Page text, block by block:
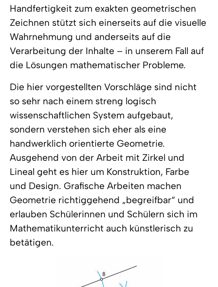
Handfertigkeit zum exakten geometrischen
Zeichnen stützt sich einerseits auf die visuelle
Wahrnehmung und anderseits auf die
Verarbeitung der Inhalte – in unserem Fall auf
die Lösungen mathematischer Probleme.
Die hier vorgestellten Vorschläge sind nicht
so sehr nach einem streng logisch
wissenschaftlichen System aufgebaut,
sondern verstehen sich eher als eine
handwerklich orientierte Geometrie.
Ausgehend von der Arbeit mit Zirkel und
Lineal geht es hier um Konstruktion, Farbe
und Design. Grafische Arbeiten machen
Geometrie richtiggehend „begreifbar“ und
erlauben Schülerinnen und Schülern sich im
Mathematikunterricht auch künstlerisch zu
betätigen.